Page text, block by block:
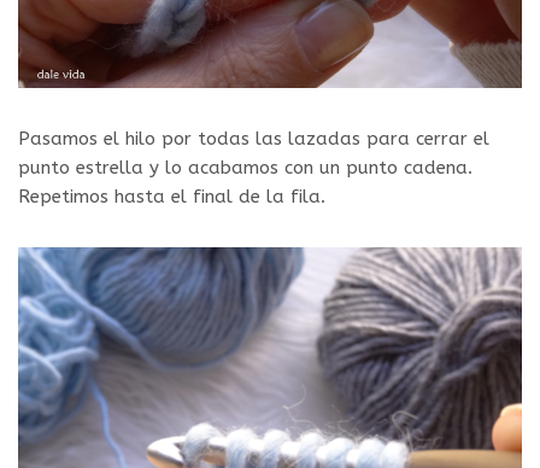
Pasamos el hilo por todas las lazadas para cerrar el
punto estrella y lo acabamos con un punto cadena.
Repetimos hasta el final de la fila.